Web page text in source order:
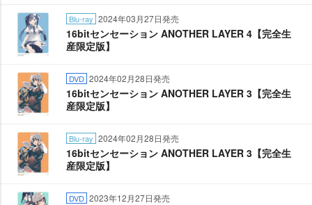
Blu-ray 2024年03月27日発売
16bitセンセーション ANOTHER LAYER 4【完全生
産限定版】
DVD 2024年02月28日発売
16bitセンセーション ANOTHER LAYER 3【完全生
産限定版】
Blu-ray 2024年02月28日発売
16bitセンセーション ANOTHER LAYER 3【完全生
産限定版】
DVD 2023年12月27日発売